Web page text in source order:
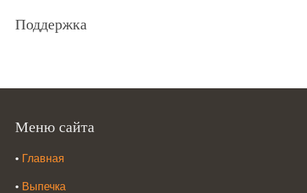
Поддержка
Меню сайта
• Главная
• Выпечка